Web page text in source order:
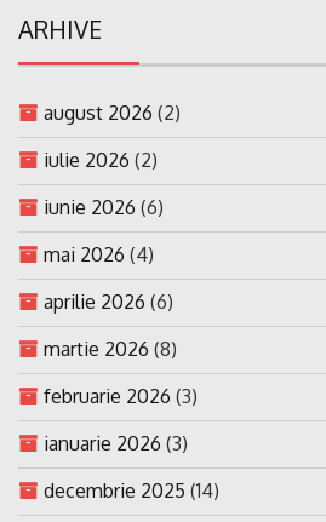
ARHIVE
august 2026 (2)
iulie 2026 (2)
iunie 2026 (6)
mai 2026 (4)
aprilie 2026 (6)
martie 2026 (8)
februarie 2026 (3)
ianuarie 2026 (3)
decembrie 2025 (14)